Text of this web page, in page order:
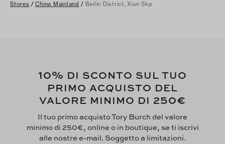
Stores / China Mainland / Beilin District, Xian Skp
10% DI SCONTO SUL TUO
PRIMO ACQUISTO DEL
VALORE MINIMO DI 250€
Il tuo primo acquisto Tory Burch del valore
minimo di 250€, online o in boutique, se ti iscrivi
alle nostre e-mail. Soggetto a limitazioni.